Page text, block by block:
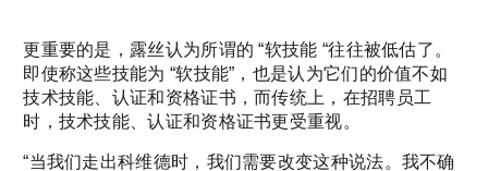
更重要的是，露丝认为所谓的 “软技能 “往往被低估了。
即使称这些技能为 “软技能”，也是认为它们的价值不如
技术技能、认证和资格证书，而传统上，在招聘员工
时，技术技能、认证和资格证书更受重视。
“当我们走出科维德时，我们需要改变这种说法。我不确